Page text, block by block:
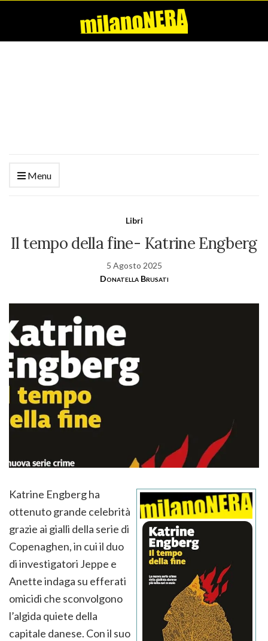
Menu
Libri
Il tempo della fine- Katrine Engberg
5 Agosto 2025
Donatella Brusati
Katrine Engberg ha
ottenuto grande celebrità
grazie ai gialli della serie di
Copenaghen, in cui il duo
di investigatori Jeppe e
Anette indaga su efferati
omicidi che sconvolgono
l’algida quiete della
capitale danese. Con il suo